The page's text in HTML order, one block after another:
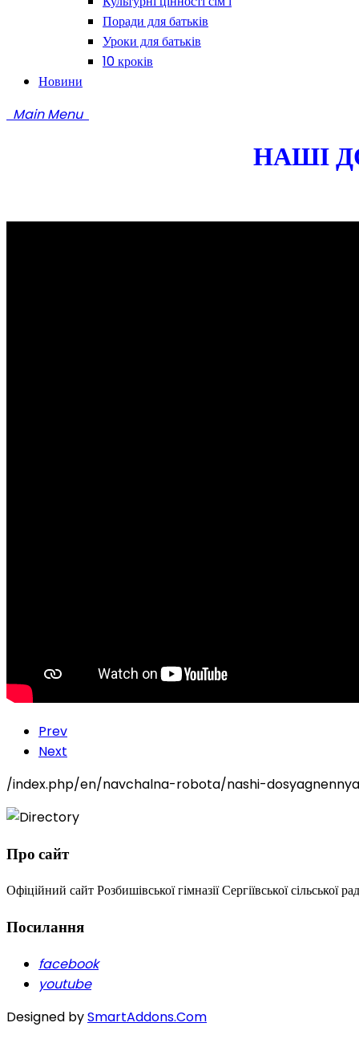
Поради для батьків
Уроки для батьків
10 кроків
Новини
Main Menu
НАШІ
Prev
Next
/index.php/en/navchalna-robota/nashi-dosyagnennya
Про сайт
Офіційний сайт Розбишівської гімназії Сергіївської сільської
Посилання
facebook
youtube
Designed bySmartAddons.Com